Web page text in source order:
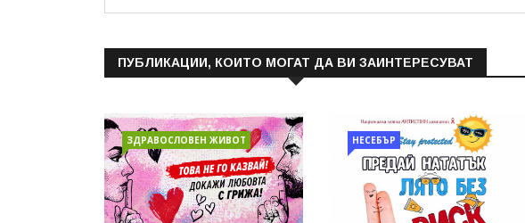
ПУБЛИКАЦИИ, КОИТО МОГАТ ДА ВИ ЗАИНТЕРЕСУВАТ
ЗДРАВОСЛОВЕН ЖИВОТ НЕСЕБЪР